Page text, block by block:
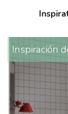
Inspiración